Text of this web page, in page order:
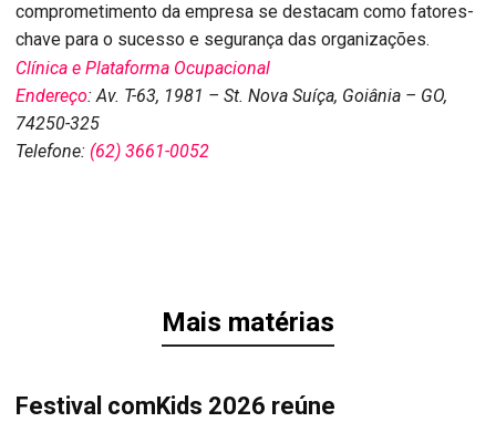
comprometimento da empresa se destacam como fatores-
chave para o sucesso e segurança das organizações.
Clínica e Plataforma Ocupacional
Endereço:Av. T-63, 1981 – St. Nova Suíça, Goiânia – GO,
74250-325
Telefone: (62) 3661-0052
Mais matérias
Festival comKids 2026 reúne